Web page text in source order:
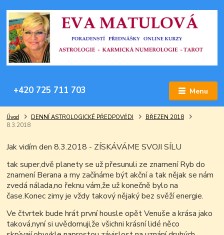
Menu
+420 725 711 703
Úvod DENNÍ ASTROLOGICKÉ PŘEDPOVĚDI
BŘEZEN 2018
8.3.2018
Jak vidím den 8.3.2018 - ZÍSKÁVÁME SVOJI SÍLU
tak super,dvě planety se už přesunuli ze znamení Ryb do
znamení Berana a my začínáme být akční a tak nějak se nám
zvedá nálada,no řeknu vám,že už konečně bylo na
čase.Konec zimy je vždy takový nějaký bez svěží energie.
Ve čtvrtek bude hrát první housle opět Venuše a krása jako
taková,nyní si uvědomuji,že všichni krásní lidé něco